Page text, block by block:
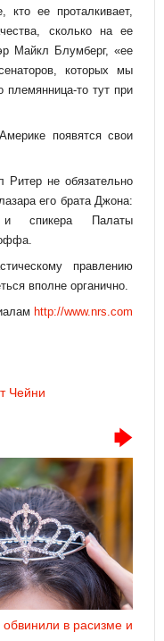
кто ее проталкивает,
сколько на ее
Майкл Блумберг, «ее
которых мы
то тут при
появятся свои
Ритер не обязательно
его брата Джона:
и спикера Палаты
правлению
вполне органично.
http://www.nrs.com
Чейни
обвинили в расизме и